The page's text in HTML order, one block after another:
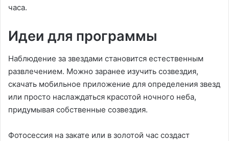
часа.
Идеи для программы
Наблюдение за звездами становится естественным
развлечением. Можно заранее изучить созвездия,
скачать мобильное приложение для определения звезд
или просто наслаждаться красотой ночного неба,
придумывая собственные созвездия.
Фотосессия на закате или в золотой час создаст